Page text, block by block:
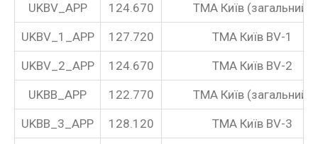
UKBV_APP 124.670 TMA Київ (загальний)
UKBV_1_APP 127.720 TMA Київ BV-1
UKBV_2_APP 124.670 TMA Київ BV-2
UKBB_APP 122.770 TMA Київ (загальний)
UKBB_3_APP 128.120 TMA Київ BV-3